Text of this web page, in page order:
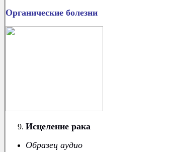
Органические болезни
Исцеление рака
Образец аудио